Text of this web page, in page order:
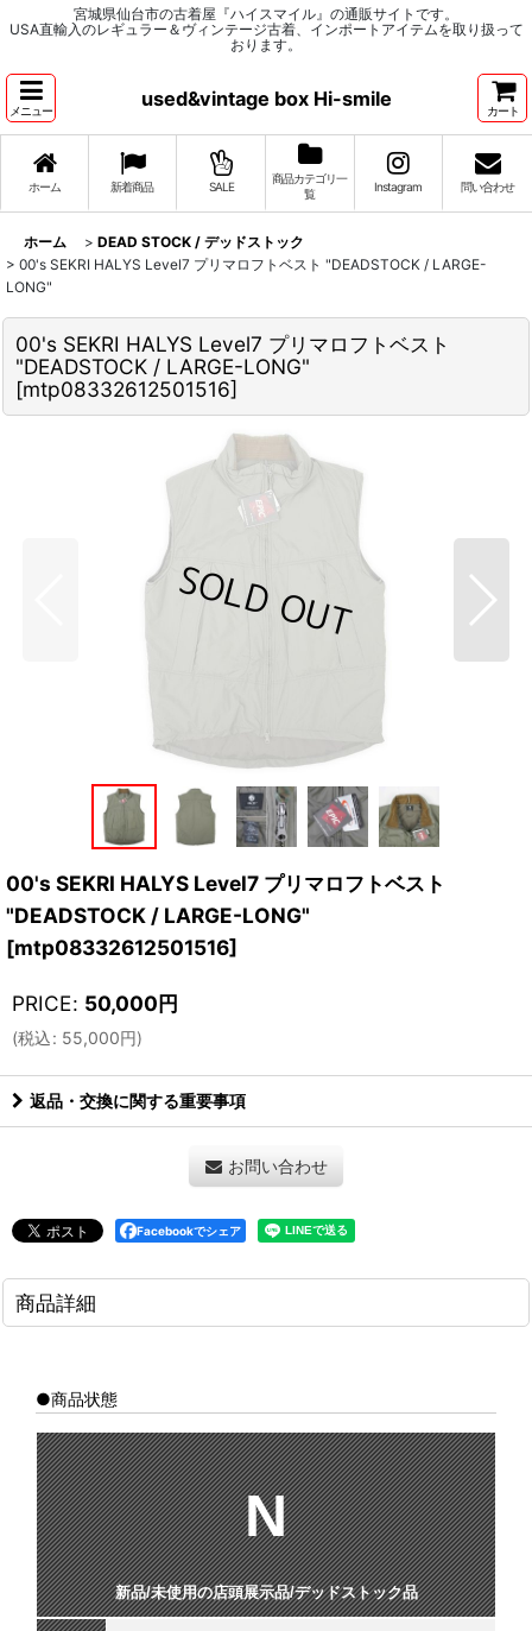
宮城県仙台市の古着屋『ハイスマイル』の通販サイトです。
USA直輸入のレギュラー＆ヴィンテージ古着、インポートアイテムを取り扱って
おります。
メニュー
used&vintage box Hi-smile
カート
ホーム 新着商品 SALE
商品カテゴリ一
覧
Instagram 問い合わせ
ホーム > DEAD STOCK / デッドストック
> 00's SEKRI HALYS Level7 プリマロフトベスト "DEADSTOCK / LARGE-
LONG"
00's SEKRI HALYS Level7 プリマロフトベスト
"DEADSTOCK / LARGE-LONG"
[mtp08332612501516]
00's SEKRI HALYS Level7 プリマロフトベスト
"DEADSTOCK / LARGE-LONG"
[mtp08332612501516]
PRICE: 50,000円
(税込: 55,000円)
返品・交換に関する重要事項
お問い合わせ
Facebookでシェア
商品詳細
●商品状態
N
新品/未使用の店頭展示品/デッドストック品